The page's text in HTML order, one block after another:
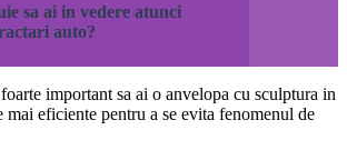
sa ai in vedere atunci
auto?
important sa ai o anvelopa cu sculptura in
mai eficiente pentru a se evita fenomenul de